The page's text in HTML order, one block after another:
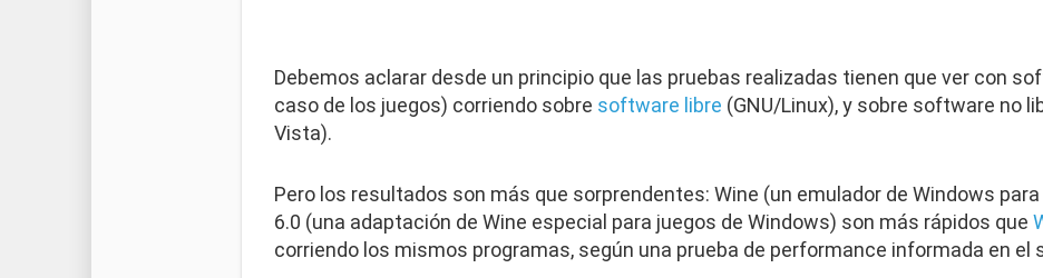
Debemos aclarar desde un principio que las pruebas realizadas tienen que ver con
caso de los juegos) corriendo sobre software libre (GNU/Linux), y sobre software no
Vista).
Pero los resultados son más que sorprendentes: Wine (un emulador de Windows para
6.0 (una adaptación de Wine especial para juegos de Windows) son más rápidos que
corriendo los mismos programas, según una prueba de performance informada en el